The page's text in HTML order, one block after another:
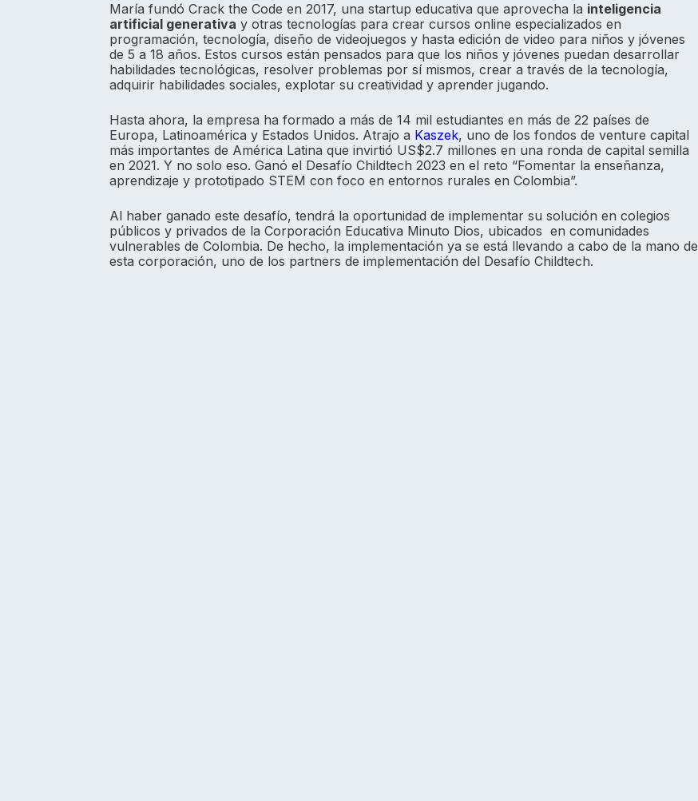
María fundó Crack the Code en 2017, una startup educativa que aprovecha la inteligencia
artificial generativa y otras tecnologías para crear cursos online especializados en
programación, tecnología, diseño de videojuegos y hasta edición de video para niños y jóvenes
de 5 a 18 años. Estos cursos están pensados para que los niños y jóvenes puedan desarrollar
habilidades tecnológicas, resolver problemas por sí mismos, crear a través de la tecnología,
adquirir habilidades sociales, explotar su creatividad y aprender jugando.
Hasta ahora, la empresa ha formado a más de 14 mil estudiantes en más de 22 países de
Europa, Latinoamérica y Estados Unidos. Atrajo a Kaszek, uno de los fondos de venture capital
más importantes de América Latina que invirtió US$2.7 millones en una ronda de capital semilla
en 2021. Y no solo eso. Ganó el Desafío Childtech 2023 en el reto “Fomentar la enseñanza,
aprendizaje y prototipado STEM con foco en entornos rurales en Colombia”.
Al haber ganado este desafío, tendrá la oportunidad de implementar su solución en colegios
públicos y privados de la Corporación Educativa Minuto Dios, ubicados en comunidades
vulnerables de Colombia. De hecho, la implementación ya se está llevando a cabo de la mano de
esta corporación, uno de los partners de implementación del Desafío Childtech.